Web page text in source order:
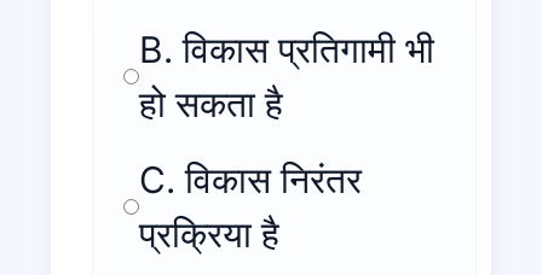
B. विकास प्रतिगामी भी
हो सकता है
C. विकास निरंतर
प्रक्रिया है